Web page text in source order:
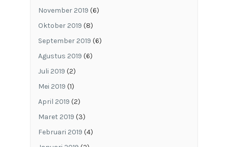
November 2019 (6)
Oktober 2019 (8)
September 2019 (6)
Agustus 2019 (6)
Juli 2019 (2)
Mei 2019 (1)
April 2019 (2)
Maret 2019 (3)
Februari 2019 (4)